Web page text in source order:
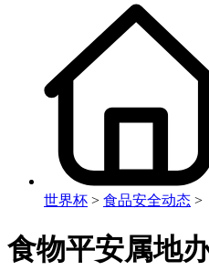
世界杯 > 食品安全动态 >
食物平安属地